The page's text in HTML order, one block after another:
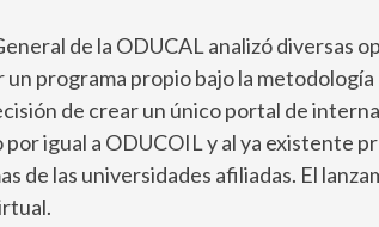
de la ODUCAL analizó diversas
programa propio bajo la
de crear un único portal de
igual a ODUCOIL y al ya existente
de las universidades afiliadas. El